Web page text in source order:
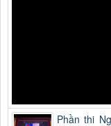
Phần thi